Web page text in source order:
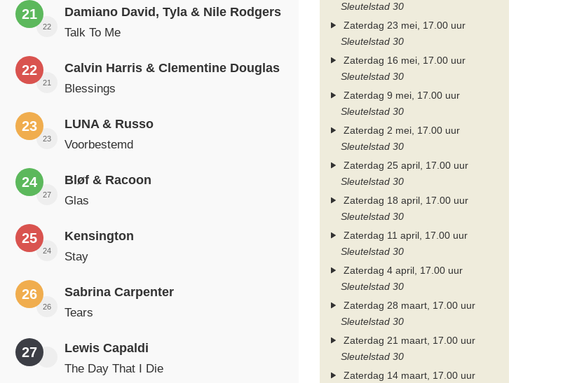
21
22
Damiano David, Tyla & Nile Rodgers
Talk To Me
22
21
Calvin Harris & Clementine Douglas
Blessings
23
23
LUNA & Russo
Voorbestemd
24
27
Bløf & Racoon
Glas
25
24
Kensington
Stay
26
26
Sabrina Carpenter
Tears
27 Lewis Capaldi
The Day That I Die
Sleutelstad 30
Zaterdag 23 mei, 17.00 uur
Sleutelstad 30
Zaterdag 16 mei, 17.00 uur
Sleutelstad 30
Zaterdag 9 mei, 17.00 uur
Sleutelstad 30
Zaterdag 2 mei, 17.00 uur
Sleutelstad 30
Zaterdag 25 april, 17.00 uur
Sleutelstad 30
Zaterdag 18 april, 17.00 uur
Sleutelstad 30
Zaterdag 11 april, 17.00 uur
Sleutelstad 30
Zaterdag 4 april, 17.00 uur
Sleutelstad 30
Zaterdag 28 maart, 17.00 uur
Sleutelstad 30
Zaterdag 21 maart, 17.00 uur
Sleutelstad 30
Zaterdag 14 maart, 17.00 uur